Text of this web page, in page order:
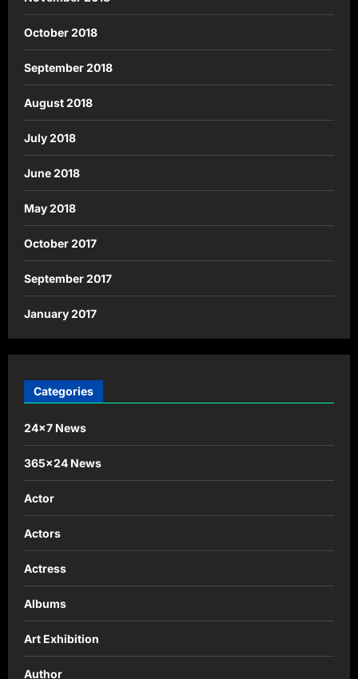
October 2018
September 2018
August 2018
July 2018
June 2018
May 2018
October 2017
September 2017
January 2017
Categories
24×7 News
365×24 News
Actor
Actors
Actress
Albums
Art Exhibition
Author